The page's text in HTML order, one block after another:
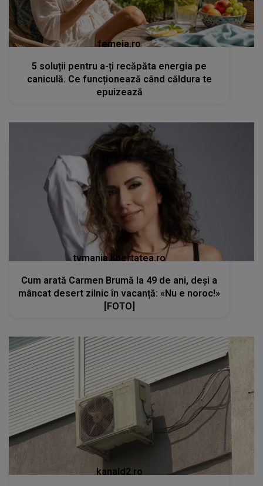
femeia.ro
5 soluții pentru a-ți recăpăta energia pe
caniculă. Ce funcționează când căldura te
epuizează
tvmania.libertatea.ro
Cum arată Carmen Brumă la 49 de ani, deși a
mâncat desert zilnic în vacanță: «Nu e noroc!»
[FOTO]
kanald2.ro